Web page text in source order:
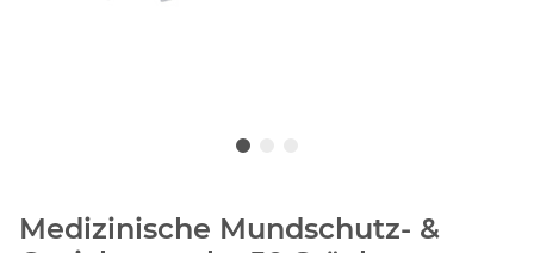
Medizinische Mundschutz- &